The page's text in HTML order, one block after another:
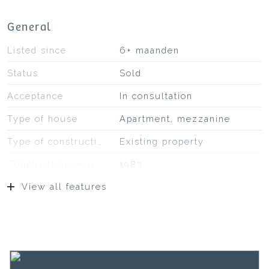
General
Listed since 6+ maanden
Status Sold
Acceptance In consultation
Type of house Apartment, mezzanine
Existing property
1983
Type of roof
Surfaces and volume
View all features